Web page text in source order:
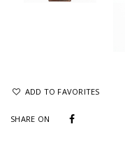
ADD TO FAVORITES
SHARE ON